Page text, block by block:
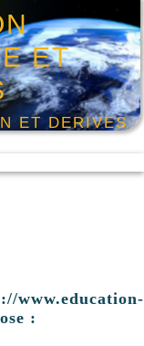
ET
ET DERIVES
: